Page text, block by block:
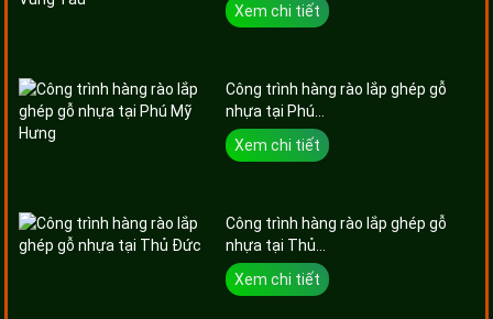
Xem chi tiết
Công trình hàng rào lắp ghép gỗ
nhựa tại Phú...
Xem chi tiết
Công trình hàng rào lắp ghép gỗ
nhựa tại Thủ...
Xem chi tiết